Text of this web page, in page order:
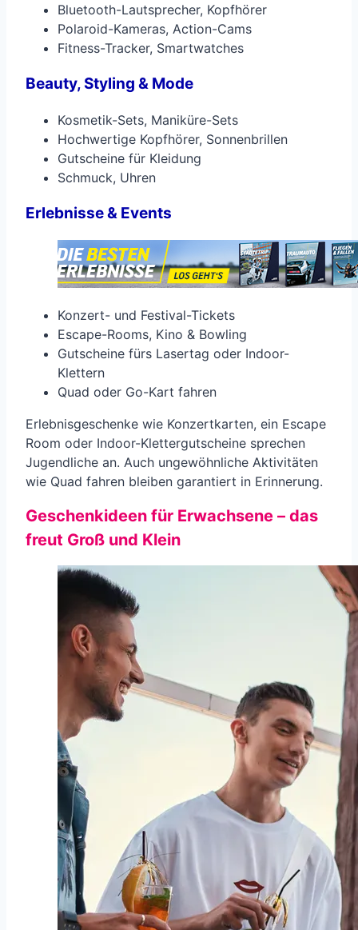
Bluetooth-Lautsprecher, Kopfhörer
Polaroid-Kameras, Action-Cams
Fitness-Tracker, Smartwatches
Beauty, Styling & Mode
Kosmetik-Sets, Maniküre-Sets
Hochwertige Kopfhörer, Sonnenbrillen
Gutscheine für Kleidung
Schmuck, Uhren
Erlebnisse & Events
Konzert- und Festival-Tickets
Escape-Rooms, Kino & Bowling
Gutscheine fürs Lasertag oder Indoor-
Klettern
Quad oder Go-Kart fahren
Erlebnisgeschenke wie Konzertkarten, ein Escape
Room oder Indoor-Klettergutscheine sprechen
Jugendliche an. Auch ungewöhnliche Aktivitäten
wie Quad fahren bleiben garantiert in Erinnerung.
Geschenkideen für Erwachsene – das
freut Groß und Klein